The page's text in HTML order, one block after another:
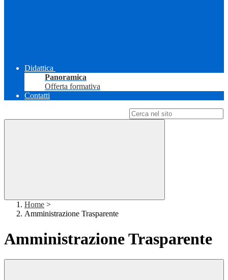
Didattica
Panoramica
Offerta formativa
Contatti
Home >
Amministrazione Trasparente
Amministrazione Trasparente